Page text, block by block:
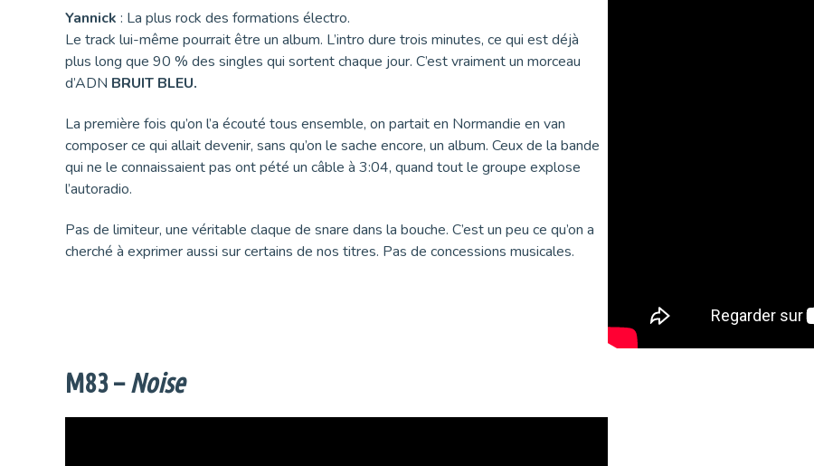
Yannick : La plus rock des formations électro.
Le track lui-même pourrait être un album. L’intro dure trois minutes, ce qui est déjà
plus long que 90 % des singles qui sortent chaque jour. C’est vraiment un morceau
d’ADN BRUIT BLEU.
La première fois qu’on l’a écouté tous ensemble, on partait en Normandie en van
composer ce qui allait devenir, sans qu’on le sache encore, un album. Ceux de la bande
qui ne le connaissaient pas ont pété un câble à 3:04, quand tout le groupe explose
l’autoradio.
Pas de limiteur, une véritable claque de snare dans la bouche. C’est un peu ce qu’on a
cherché à exprimer aussi sur certains de nos titres. Pas de concessions musicales.
M83 –Noise